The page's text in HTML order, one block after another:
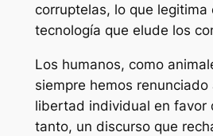
corruptelas, lo que legitima
tecnología que elude los
Los humanos, como
siempre hemos renunciado
libertad individual en favor
tanto, un discurso que